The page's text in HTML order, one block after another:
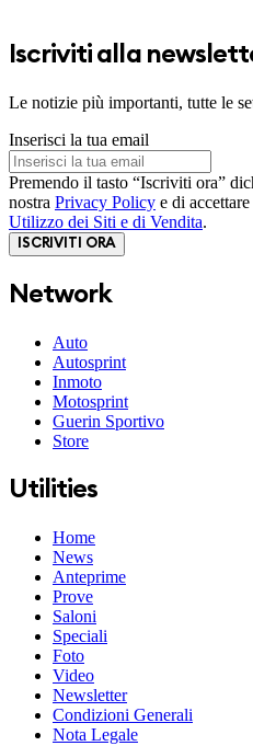
Iscriviti alla
Le notizie più importanti, tutte le
Inserisci la tua email
Premendo il tasto “Iscriviti ora”
nostra Privacy Policy e di
Utilizzo dei Siti e di Vendita.
ISCRIVITI ORA
Network
Auto
Autosprint
Inmoto
Motosprint
Guerin Sportivo
Store
Utilities
Home
News
Anteprime
Prove
Saloni
Speciali
Foto
Video
Newsletter
Condizioni Generali
Nota Legale